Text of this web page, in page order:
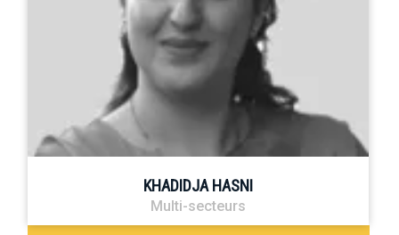
KHADIDJA HASNI
Multi-secteurs